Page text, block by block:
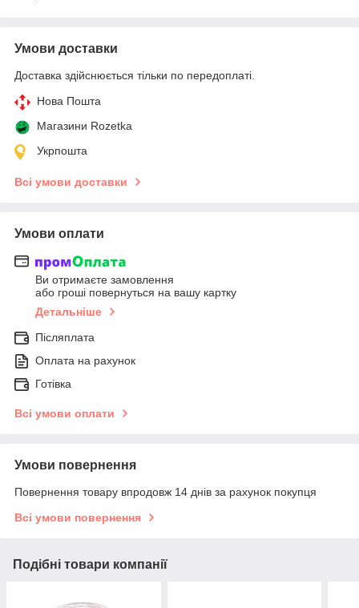
Умови доставки
Доставка здійснюється тільки по передоплаті.
Нова Пошта
Магазини Rozetka
Укрпошта
Всі умови доставки
Умови оплати
Ви отримаєте замовлення
або гроші повернуться на вашу картку
Детальніше
Післяплата
Оплата на рахунок
Готівка
Всі умови оплати
Умови повернення
Повернення товару впродовж 14 днів за рахунок покупця
Всі умови повернення
Подібні товари компанії